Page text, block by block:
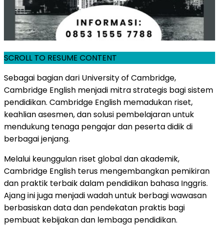
SCROLL TO RESUME CONTENT
Sebagai bagian dari University of Cambridge,
Cambridge English menjadi mitra strategis bagi sistem
pendidikan. Cambridge English memadukan riset,
keahlian asesmen, dan solusi pembelajaran untuk
mendukung tenaga pengajar dan peserta didik di
berbagai jenjang.
Melalui keunggulan riset global dan akademik,
Cambridge English terus mengembangkan pemikiran
dan praktik terbaik dalam pendidikan bahasa Inggris.
Ajang ini juga menjadi wadah untuk berbagi wawasan
berbasiskan data dan pendekatan praktis bagi
pembuat kebijakan dan lembaga pendidikan.